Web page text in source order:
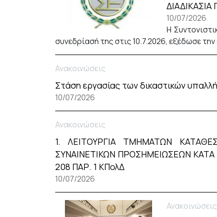
10/07/2026
Η
συνεδρίασή της στις 10.7.2026, εξέδωσε
Ανακοινώσεις
Στάση εργασίας των δικαστικών
10/07/2026
Ανακοινώσεις
1. ΛΕΙΤΟΥΡΓΙΑ ΤΜΗΜΑΤΩΝ
ΣΥΝΑΙΝΕΤΙΚΩΝ ΠΡΟΣΗΜΕΙΩΣΕΩΝ
208 ΠΑΡ. 1 ΚΠολΔ
10/07/2026
Ανακοινώσεις